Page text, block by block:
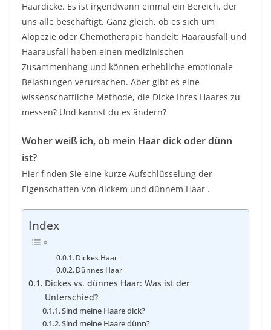
Haardicke. Es ist irgendwann einmal ein Bereich, der
uns alle beschäftigt. Ganz gleich, ob es sich um
Alopezie oder Chemotherapie handelt: Haarausfall und
Haarausfall haben einen medizinischen
Zusammenhang und können erhebliche emotionale
Belastungen verursachen. Aber gibt es eine
wissenschaftliche Methode, die Dicke Ihres Haares zu
messen? Und kannst du es ändern?
Woher weiß ich, ob mein Haar dick oder dünn
ist?
Hier finden Sie eine kurze Aufschlüsselung der
Eigenschaften von dickem und dünnem Haar .
Index
Dickes Haar
Dünnes Haar
Dickes vs. dünnes Haar: Was ist der
Unterschied?
Sind meine Haare dick?
Sind meine Haare dünn?